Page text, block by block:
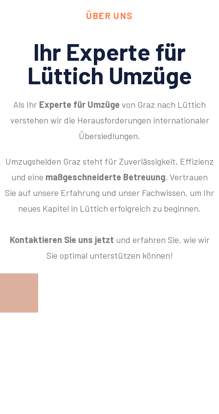
ÜBER UNS
Ihr Experte für
Lüttich Umzüge
Als Ihr Experte für Umzüge von Graz nach Lüttich
verstehen wir die Herausforderungen internationaler
Übersiedlungen.
Umzugshelden Graz steht für Zuverlässigkeit, Effizienz
und eine maßgeschneiderte Betreuung. Vertrauen
Sie auf unsere Erfahrung und unser Fachwissen, um Ihr
neues Kapitel in Lüttich erfolgreich zu beginnen.
Kontaktieren Sie uns jetzt und erfahren Sie, wie wir
Sie optimal unterstützen können!